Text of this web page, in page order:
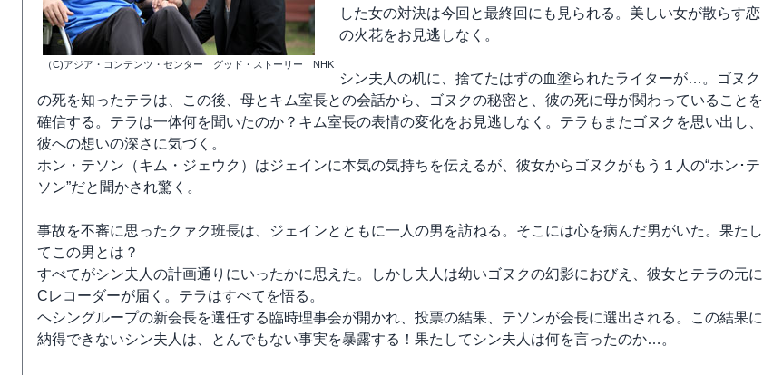
（C)アジア・コンテンツ・センター グッド・ストーリー NHK
した女の対決は今回と最終回にも見られる。美しい女が散らす恋
の火花をお見逃しなく。
シン夫人の机に、捨てたはずの血塗られたライターが…。ゴヌク
の死を知ったテラは、この後、母とキム室長との会話から、ゴヌクの秘密と、彼の死に母が関わっていることを
確信する。テラは一体何を聞いたのか？キム室長の表情の変化をお見逃しなく。テラもまたゴヌクを思い出し、
彼への想いの深さに気づく。
ホン・テソン（キム・ジェウク）はジェインに本気の気持ちを伝えるが、彼女からゴヌクがもう１人の“ホン･テ
ソン”だと聞かされ驚く。
事故を不審に思ったクァク班長は、ジェインとともに一人の男を訪ねる。そこには心を病んだ男がいた。果たし
てこの男とは？
すべてがシン夫人の計画通りにいったかに思えた。しかし夫人は幼いゴヌクの幻影におびえ、彼女とテラの元にI
Cレコーダーが届く。テラはすべてを悟る。
ヘシングループの新会長を選任する臨時理事会が開かれ、投票の結果、テソンが会長に選出される。この結果に
納得できないシン夫人は、とんでもない事実を暴露する！果たしてシン夫人は何を言ったのか…。